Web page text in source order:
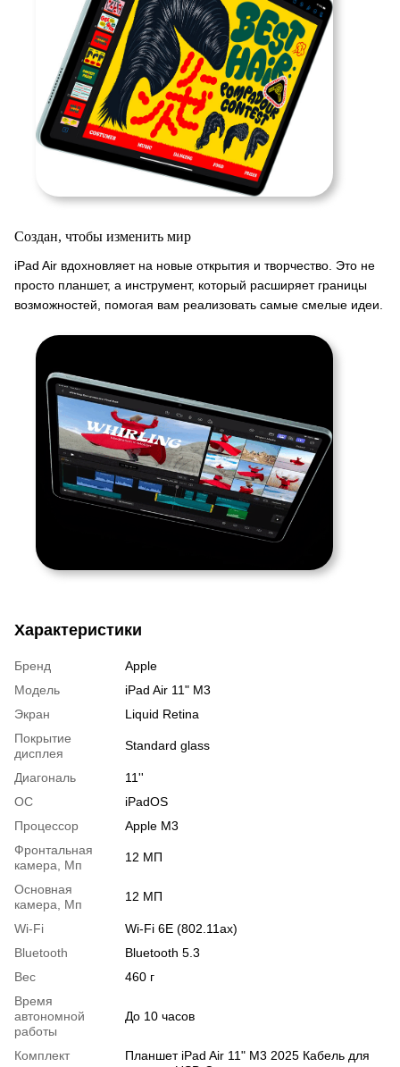
Создан, чтобы изменить мир
iPad Air вдохновляет на новые открытия и творчество. Это не
просто планшет, а инструмент, который расширяет границы
возможностей, помогая вам реализовать самые смелые идеи.
Характеристики
Бренд
Apple
Модель
iPad Air 11" M3
Экран
Liquid Retina
Покрытие
дисплея
Standard glass
Диагональ
11''
OC
iPadOS
Процессор
Apple M3
Фронтальная
камера, Мп
12 МП
Основная
камера, Мп
12 МП
Wi-Fi
Wi-Fi 6E (802.11ax)
Bluetooth
Bluetooth 5.3
Вес
460 г
Время
автономной
работы
До 10 часов
Комплект
Планшет iPad Air 11" M3 2025 Кабель для